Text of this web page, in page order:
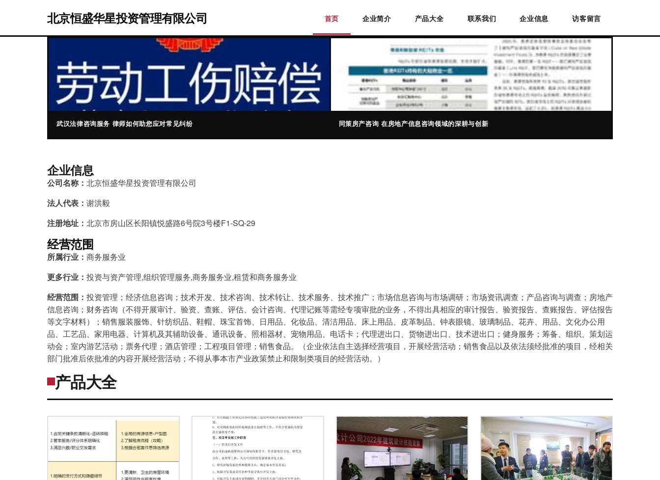
北京恒盛华星投资管理有限公司 首页 企业简介 产品大全 联系我们 企业信息 访客留言
武汉法律咨询服务 律师如何助您应对常见纠纷 同策房产咨询 在房地产信息咨询领域的深耕与创新
企业信息
公司名称： 北京恒盛华星投资管理有限公司
法人代表： 谢洪毅
注册地址： 北京市房山区长阳镇悦盛路6号院3号楼F1-SQ-29
经营范围
所属行业： 商务服务业
更多行业： 投资与资产管理,组织管理服务,商务服务业,租赁和商务服务业
经营范围： 投资管理；经济信息咨询；技术开发、技术咨询、技术转让、技术服务、技术推广；市场信息咨询与市场调研；市场资讯调查；产品咨询与调查；房地产
信息咨询；财务咨询（不得开展审计、验资、查账、评估、会计咨询、代理记账等需经专项审批的业务，不得出具相应的审计报告、验资报告、查账报告、评估报告
等文字材料）；销售服装服饰、针纺织品、鞋帽、珠宝首饰、日用品、化妆品、清洁用品、床上用品、皮革制品、钟表眼镜、玻璃制品、花卉、用品、文化办公用
品、工艺品、家用电器、计算机及其辅助设备、通讯设备、照相器材、宠物用品、电话卡；代理进出口、货物进出口、技术进出口；健身服务；筹备、组织、策划运
动会；室内游艺活动；票务代理；酒店管理；工程项目管理；销售食品。（企业依法自主选择经营项目，开展经营活动；销售食品以及依法须经批准的项目，经相关
部门批准后依批准的内容开展经营活动；不得从事本市产业政策禁止和限制类项目的经营活动。）
产品大全